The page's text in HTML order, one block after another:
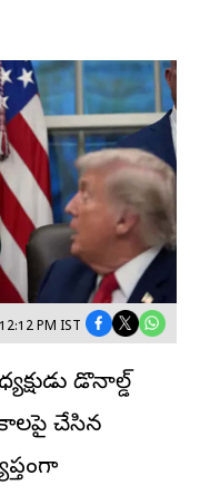
PM IST
డొనాల్డ్
చేసిన